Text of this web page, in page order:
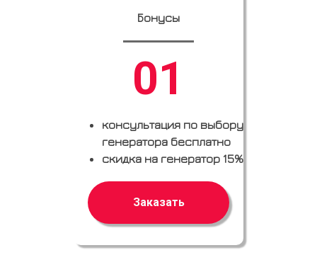
Бонусы
01
консультация по выбору
генератора бесплатно
скидка на генератор 15%
Заказать